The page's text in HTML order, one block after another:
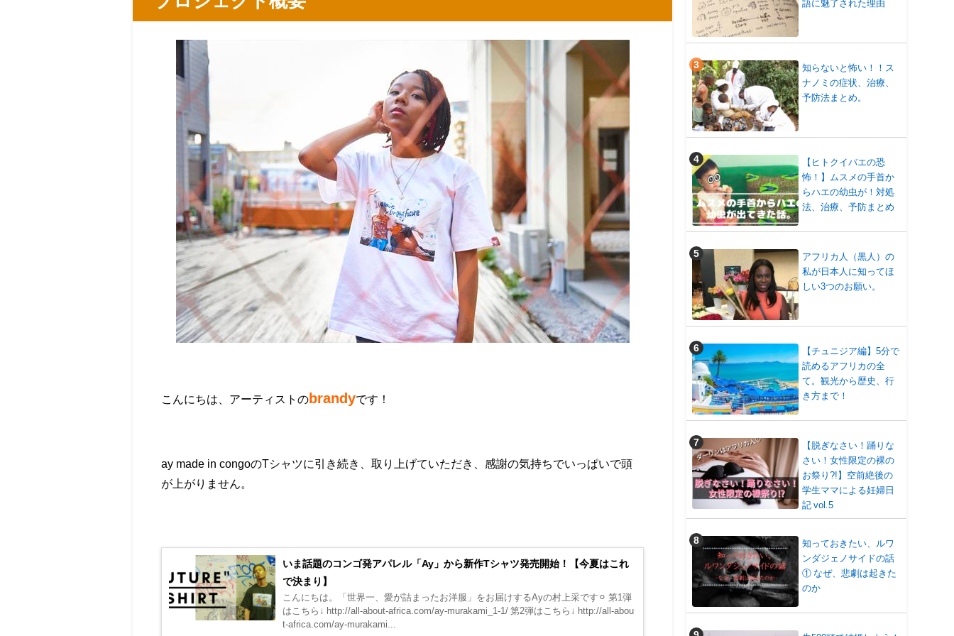
こんにちは、アーティストの brandyです！
ay made in congoのTシャツに引き続き、取り上げていただき、感謝の気持ちでいっぱいで頭
が上がりません。
いま話題のコンゴ発アパレル「Ay」から新作Tシャツ発売開始！【今夏はこれ
で決まり】
こんにちは。「世界一、愛が詰まったお洋服」をお届けするAyの村上采です⚪︎ 第1弾
はこちら↓ http://all-about-africa.com/ay-murakami_1-1/ 第2弾はこちら↓ http://all-abou
t-africa.com/ay-murakami...
語に魅了された理由
知らないと怖い！！ス
ナノミの症状、治療、
予防法まとめ。
【ヒトクイバエの恐
怖！】ムスメの手首か
らハエの幼虫が！対処
法、治療、予防まとめ
アフリカ人（黒人）の
私が日本人に知ってほ
しい3つのお願い。
【チュニジア編】5分で
読めるアフリカの全
て。観光から歴史、行
き方まで！
【脱ぎなさい！踊りな
さい！女性限定の裸の
お祭り?!】空前絶後の
学生ママによる妊婦日
記 vol.5
知っておきたい、ルワ
ンダジェノサイドの話
① なぜ、悲劇は起きた
のか